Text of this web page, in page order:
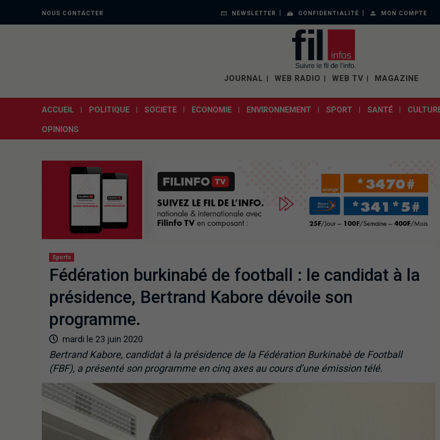
NOUS CONTACTER NEWSLETTER CONFIDENTIALITÉ MON COMPTE
JOURNAL WEB RADIO WEB TV MAGAZINE
ACCUEIL POLITIQUE SOCIETE ECONOMIE ENVIRONNEMENT SPORT SANTÉ
OPINIONS
Sports
Fédération burkinabé de football : le candidat à la
présidence, Bertrand Kabore dévoile son
programme.
mardi le 23 juin 2020
Bertrand Kabore, candidat à la présidence de la Fédération Burkinabè de Football
(FBF), a présenté son programme en cinq axes au cours d’une émission télé.